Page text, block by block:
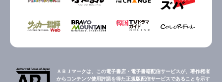
ＡＢＪマークは、この電子書店・電子書籍配信サービスが、著作権者
からコンテンツ使用許諾を得た正規版配信サービスであることを示す